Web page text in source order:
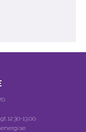
12.30-13.00.